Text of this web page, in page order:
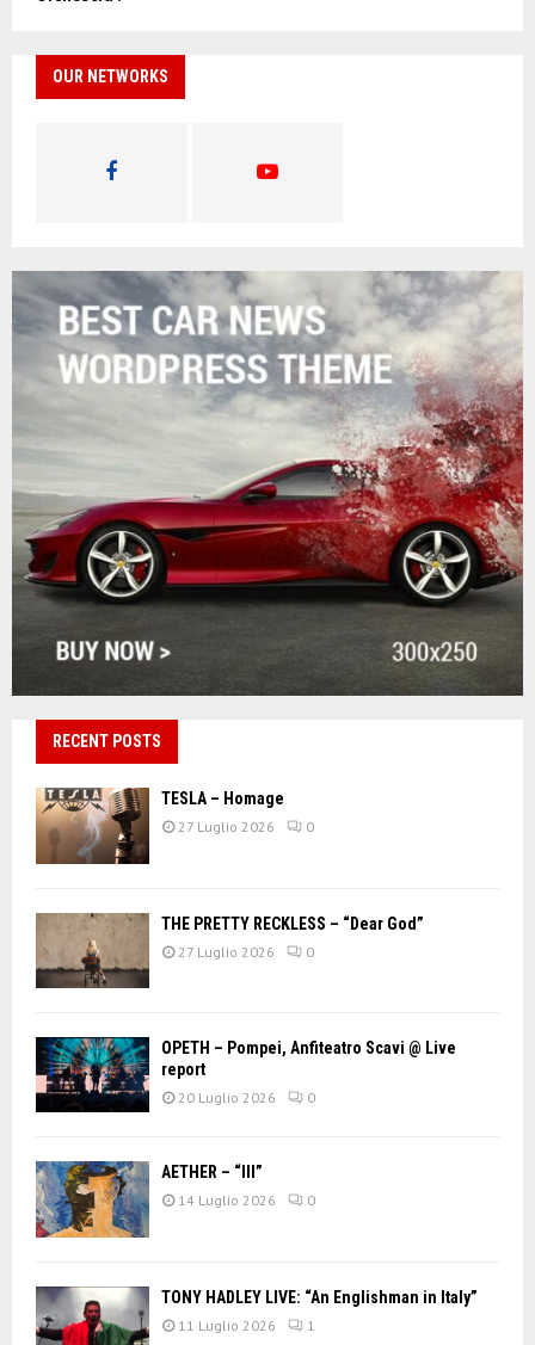
OUR NETWORKS
RECENT POSTS
TESLA – Homage
27 Luglio 2026 0
THE PRETTY RECKLESS – “Dear God”
27 Luglio 2026 0
OPETH – Pompei, Anfiteatro Scavi @ Live
report
20 Luglio 2026 0
AETHER – “III”
14 Luglio 2026 0
TONY HADLEY LIVE: “An Englishman in Italy”
11 Luglio 2026 1